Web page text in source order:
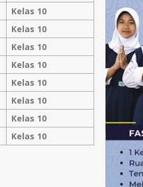
Kelas 10
Kelas 10
Kelas 10
Kelas 10
Kelas 10
Kelas 10
Kelas 10
Kelas 10